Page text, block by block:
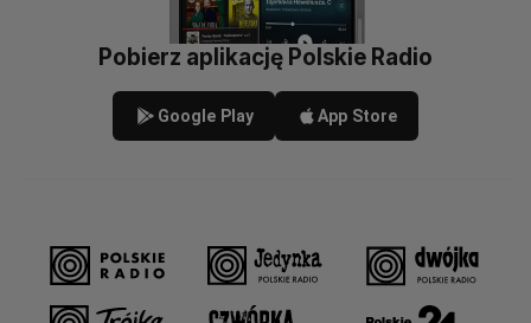
Pobierz aplikację Polskie Radio
Google Play App Store